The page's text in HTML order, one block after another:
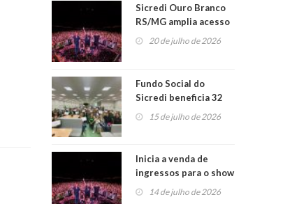
Sicredi Ouro Branco
RS/MG amplia acesso
ao show dos 45 anos
20 de julho de 2026
Fundo Social do
Sicredi beneficia 32
projetos em
Montenegro
15 de julho de 2026
Inicia a venda de
ingressos para o show
do Jota Quest nos 45
14 de julho de 2026